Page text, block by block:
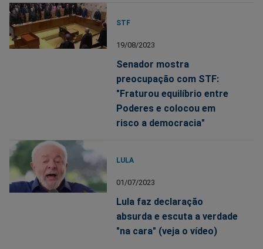
STF
19/08/2023
Senador mostra
preocupação com STF:
"Fraturou equilíbrio entre
Poderes e colocou em
risco a democracia"
LULA
01/07/2023
Lula faz declaração
absurda e escuta a verdade
"na cara" (veja o vídeo)